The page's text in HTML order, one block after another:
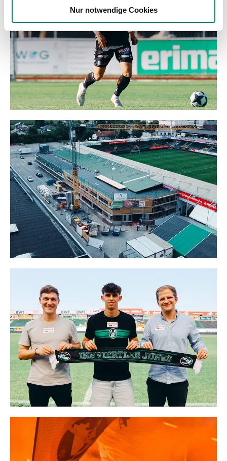
haben oder die sie im Rahmen Ihrer Nutzung der Dienste
gesammelt haben.
Weitere Details, insbesondere zu Speicherdauer und
Empfänger entnehmen Sie unserer
Datenschutzerklärung.
Nur notwendige Cookies